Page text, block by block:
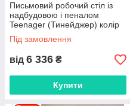
Письмовий робочий стіл із
надбудовою і пеналом
Teenager (Тинейджер) колір
Дуб Тахо
Під замовлення
від 6 336 ₴
Купити